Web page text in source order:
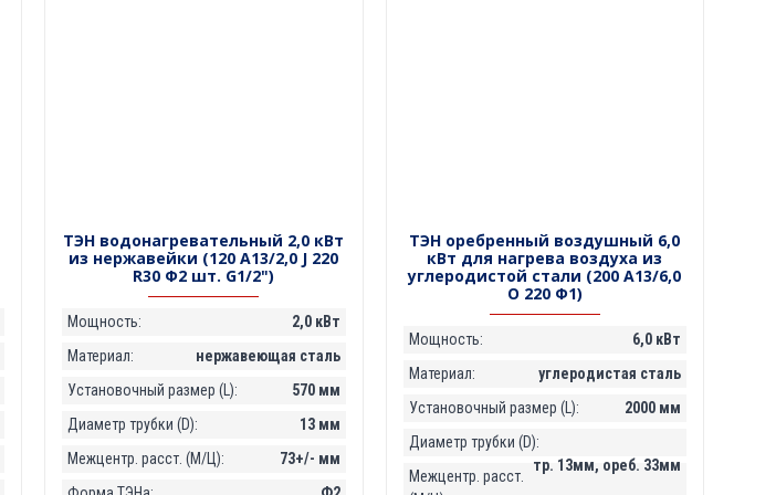
ТЭН водонагревательный 2,0 кВт
из нержавейки (120 А13/2,0 J 220
R30 Ф2 шт. G1/2")
Мощность:
2,0 кВт
Материал:
нержавеющая сталь
Установочный размер (L):
570 мм
Диаметр трубки (D):
13 мм
Межцентр. расст. (М/Ц):
73+/- мм
ТЭН оребренный воздушный 6,0
кВт для нагрева воздуха из
углеродистой стали (200 А13/6,0
О 220 Ф1)
Мощность:
6,0 кВт
Материал:
углеродистая сталь
Установочный размер (L):
2000 мм
Диаметр трубки (D):
тр. 13мм, ореб. 33мм
Межцентр. расст.